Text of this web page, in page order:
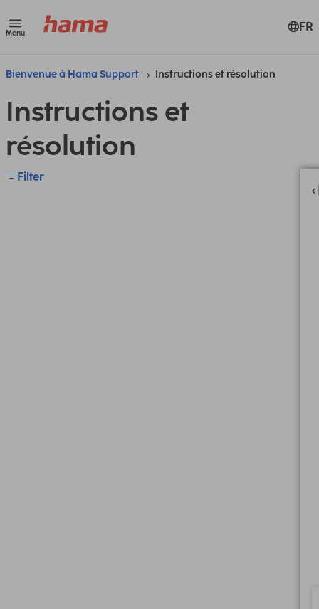
Menu FR
Bienvenue à Hama Support Instructions et résolution
Instructions et
résolution
Filter